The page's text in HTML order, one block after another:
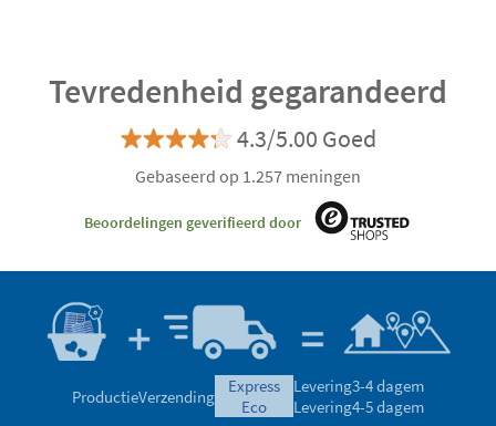
Tevredenheid gegarandeerd
4.3/5.00 Goed
Gebaseerd op 1.257 meningen
Beoordelingen geverifieerd door
ProductieVerzending
express
eco
Levering3-4 dagem
Levering4-5 dagem